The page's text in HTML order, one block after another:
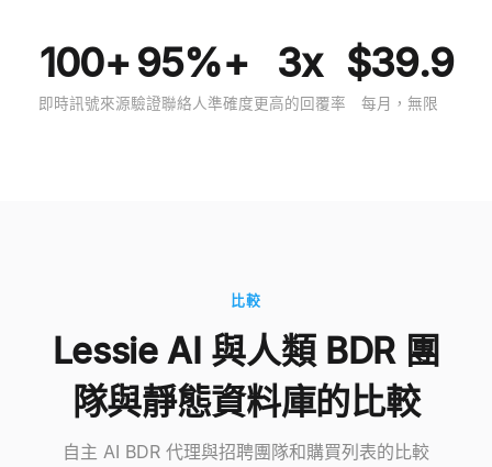
100+
即時訊號來源
95%+
驗證聯絡人準確度
3x
更高的回覆率
$39.9
每月，無限
比較
Lessie AI 與人類 BDR 團
隊與靜態資料庫的比較
自主 AI BDR 代理與招聘團隊和購買列表的比較